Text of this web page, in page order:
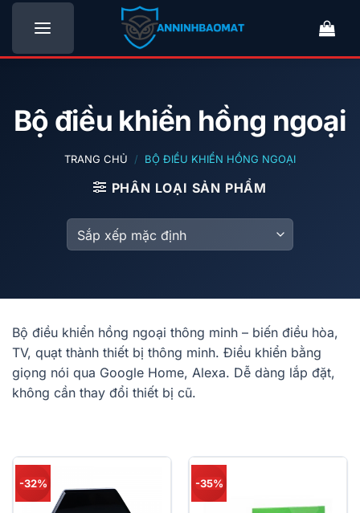
Bỏ
nội
Bộ điều khiển hồng ngoại
TRANG CHỦ / BỘ ĐIỀU KHIỂN HỒNG NGOẠI
PHÂN LOẠI SẢN PHẨM
Bộ điều khiển hồng ngoại thông minh – biến điều hòa,
TV, quạt thành thiết bị thông minh. Điều khiển bằng
giọng nói qua Google Home, Alexa. Dễ dàng lắp đặt,
không cần thay đổi thiết bị cũ.
-32% -35%